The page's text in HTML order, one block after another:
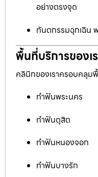
อย่างตรงจุด
ทันตกรรมฉุกเฉิน
พื้นที่บริการของเ
คลินิกของเราครอบคลุ
ทำฟันพระนคร
ทำฟันดุสิต
ทำฟันหนองจอก
ทำฟันบางรัก